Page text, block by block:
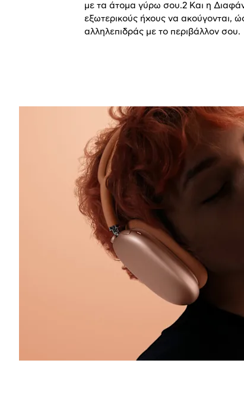
με τα άτομα γύρω σου.2 Και η
εξωτερικούς ήχους να ακούγονται,
αλληλεπιδράς με το περιβάλλον σου.